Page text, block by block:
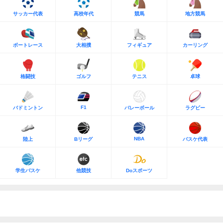
サッカー代表 高校年代 競馬 地方競馬
ボートレース 大相撲 フィギュア カーリング
格闘技 ゴルフ テニス 卓球
バドミントン F1 バレーボール ラグビー
陸上 Bリーグ NBA バスケ代表
学生バスケ 他競技 Doスポーツ